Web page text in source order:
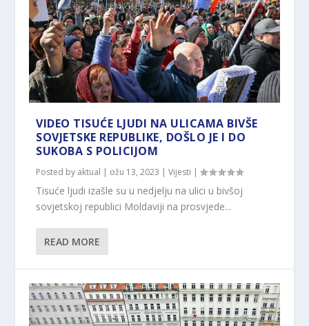
VIDEO TISUĆE LJUDI NA ULICAMA BIVŠE
SOVJETSKE REPUBLIKE, DOŠLO JE I DO
SUKOBA S POLICIJOM
Posted by aktual | ožu 13, 2023 |Vijesti |
Tisuće ljudi izašle su u nedjelju na ulici u bivšoj
sovjetskoj republici Moldaviji na prosvjede...
READ MORE